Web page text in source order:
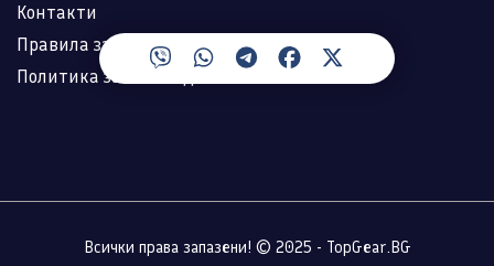
Контакти
Правила за ползване
Политика за лични данни
Всички права запазени! © 2025 - TopGear.BG